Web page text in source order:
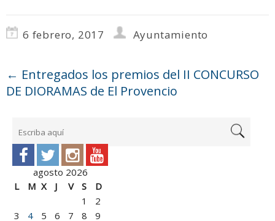
6 febrero, 2017 Ayuntamiento
← Entregados los premios del II CONCURSO
DE DIORAMAS de El Provencio
agosto 2026
L
M X J V S
D
1
2
3
4 5 6 7 8 9